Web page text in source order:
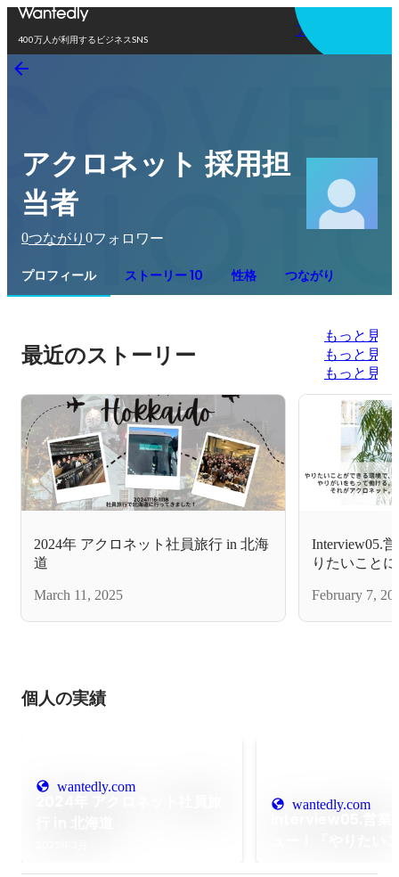
400万人が利用するビジネスSNS
アプリを使う
アクロネット 採用担
当者
0つながり 0フォロワー
プロフィール ストーリー 10 性格 つながり
最近のストーリー
もっと見る
もっと見る
もっと見る
2024年 アクロネット社員旅行 in 北海
道
March 11, 2025
Interview05.
りたいこと
February 7,
個人の実績
wantedly.com
wantedly.com